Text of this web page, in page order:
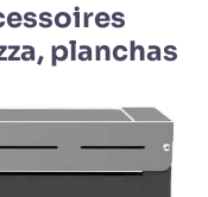
planchas